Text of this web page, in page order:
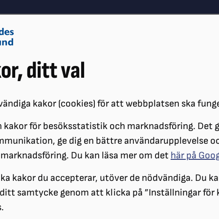
ditt val
kakor (cookies) för att webbplatsen ska
kakor för besöksstatistik och marknadsföring. Det
ge dig en bättre användarupplevelse
Du kan läsa mer om det här på
kakor du accepterar, utöver de nödvändiga. Du
samtycke genom att klicka på ”Inställningar för
Påverkansarbete
VALET 2026: DET HÄR VILL SRF FÖRÄNDRA INOM FÄRDTJÄNSTEN
Vad behöver
Sverige behöver en modern